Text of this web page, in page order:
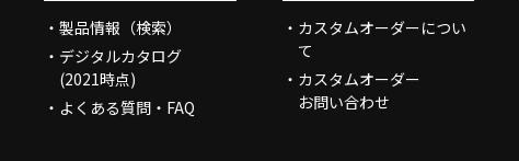
製品情報（検索）
デジタルカタログ
(2021時点)
よくある質問・FAQ
カスタムオーダーについ
て
カスタムオーダー
お問い合わせ